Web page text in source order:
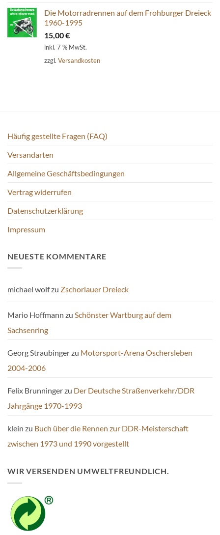
Die Motorradrennen auf dem Frohburger Dreieck
1960-1995
15,00€
inkl. 7 % MwSt.
zzgl. Versandkosten
Häufig gestellte Fragen (FAQ)
Versandarten
Allgemeine Geschäftsbedingungen
Vertrag widerrufen
Datenschutzerklärung
Impressum
NEUESTE KOMMENTARE
michael wolfzu Zschorlauer Dreieck
Mario Hoffmann zu Schönster Wartburg auf dem
Sachsenring
Georg Straubingerzu Motorsport-Arena Oschersleben
2004-2006
Felix Brunningerzu Der Deutsche Straßenverkehr/DDR
Jahrgänge 1970-1993
klein zu Buch über die Rennen zur DDR-Meisterschaft
zwischen 1973 und 1990 vorgestellt
WIR VERSENDEN UMWELTFREUNDLICH.